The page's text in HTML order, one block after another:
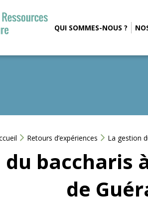
QUI SOMMES-NOUS ?
Retours d’expériences La gestion
du baccharis
de